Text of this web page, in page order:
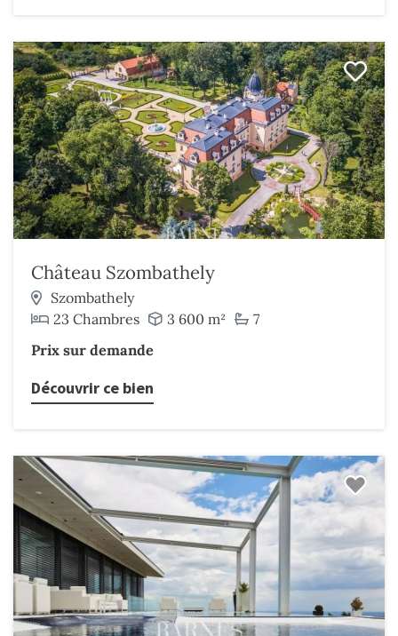
Château Szombathely
Szombathely
23 Chambres
3 600 m²
7
Prix sur demande
Découvrir ce bien